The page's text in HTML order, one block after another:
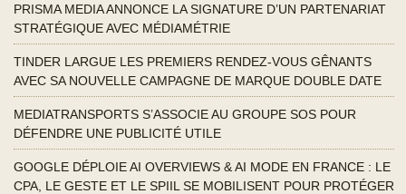
PRISMA MEDIA ANNONCE LA SIGNATURE D’UN PARTENARIAT
STRATÉGIQUE AVEC MÉDIAMÉTRIE
TINDER LARGUE LES PREMIERS RENDEZ-VOUS GÊNANTS
AVEC SA NOUVELLE CAMPAGNE DE MARQUE DOUBLE DATE
MEDIATRANSPORTS S’ASSOCIE AU GROUPE SOS POUR
DÉFENDRE UNE PUBLICITÉ UTILE
GOOGLE DÉPLOIE AI OVERVIEWS & AI MODE EN FRANCE : LE
CPA, LE GESTE ET LE SPIIL SE MOBILISENT POUR PROTÉGER